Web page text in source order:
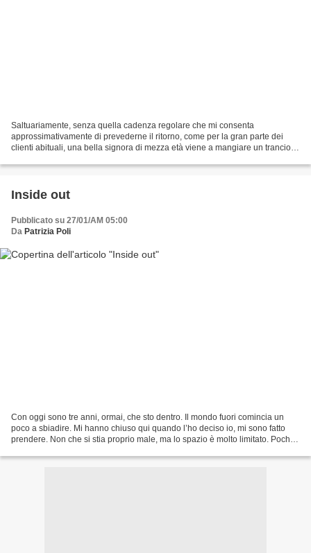
Saltuariamente, senza quella cadenza regolare che mi consenta
approssimativamente di prevederne il ritorno, come per la gran parte dei
clienti abituali, una bella signora di mezza età viene a mangiare un trancio di
Inside out
Pubblicato su 27/01/AM 05:00
Da Patrizia Poli
Con oggi sono tre anni, ormai, che sto dentro. Il mondo fuori comincia un
poco a sbiadire. Mi hanno chiuso qui quando l’ho deciso io, mi sono fatto
prendere. Non che si stia proprio male, ma lo spazio è molto limitato. Pochi